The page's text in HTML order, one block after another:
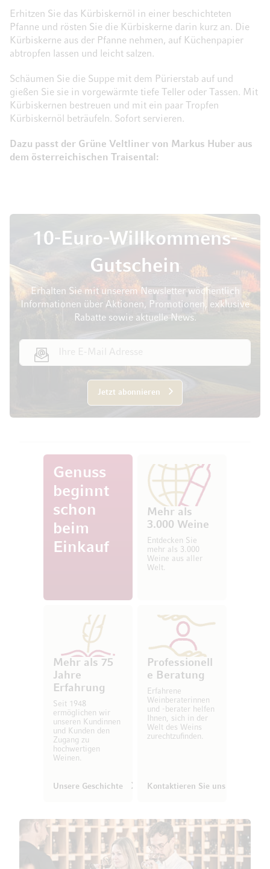
Erhitzen Sie das Kürbiskernöl in einer beschichteten
Pfanne und rösten Sie die Kürbiskerne darin kurz an. Die
Kürbiskerne aus der Pfanne nehmen, auf Küchenpapier
abtropfen lassen und leicht salzen.
Schäumen Sie die Suppe mit dem Pürierstab auf und
gießen Sie sie in vorgewärmte tiefe Teller oder Tassen. Mit
Kürbiskernen bestreuen und mit ein paar Tropfen
Kürbiskernöl beträufeln. Sofort servieren.
Dazu passt der Grüne Veltliner von Markus Huber aus
dem österreichischen Traisental:
10-Euro-Willkommens-
Gutschein
Erhalten Sie mit unserem Newsletter wöchentlich
Informationen über Aktionen, Promotionen, exklusive
Rabatte sowie aktuelle News.
Jetzt abonnieren
Genuss
beginnt
schon
beim
Einkauf
Mehr als
3.000 Weine
Entdecken Sie
mehr als 3.000
Weine aus aller
Welt.
Mehr als 75
Jahre
Erfahrung
Seit 1948
ermöglichen wir
unseren Kundinnen
und Kunden den
Zugang zu
hochwertigen
Weinen.
Unsere Geschichte
Professionell
e Beratung
Erfahrene
Weinberaterinnen
und -berater helfen
Ihnen, sich in der
Welt des Weins
zurechtzufinden.
Kontaktieren Sie uns